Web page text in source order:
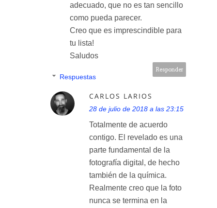
adecuado, que no es tan sencillo
como pueda parecer.
Creo que es imprescindible para
tu lista!
Saludos
Responder
Respuestas
CARLOS LARIOS
28 de julio de 2018 a las 23:15
Totalmente de acuerdo
contigo. El revelado es una
parte fundamental de la
fotografía digital, de hecho
también de la química.
Realmente creo que la foto
nunca se termina en la